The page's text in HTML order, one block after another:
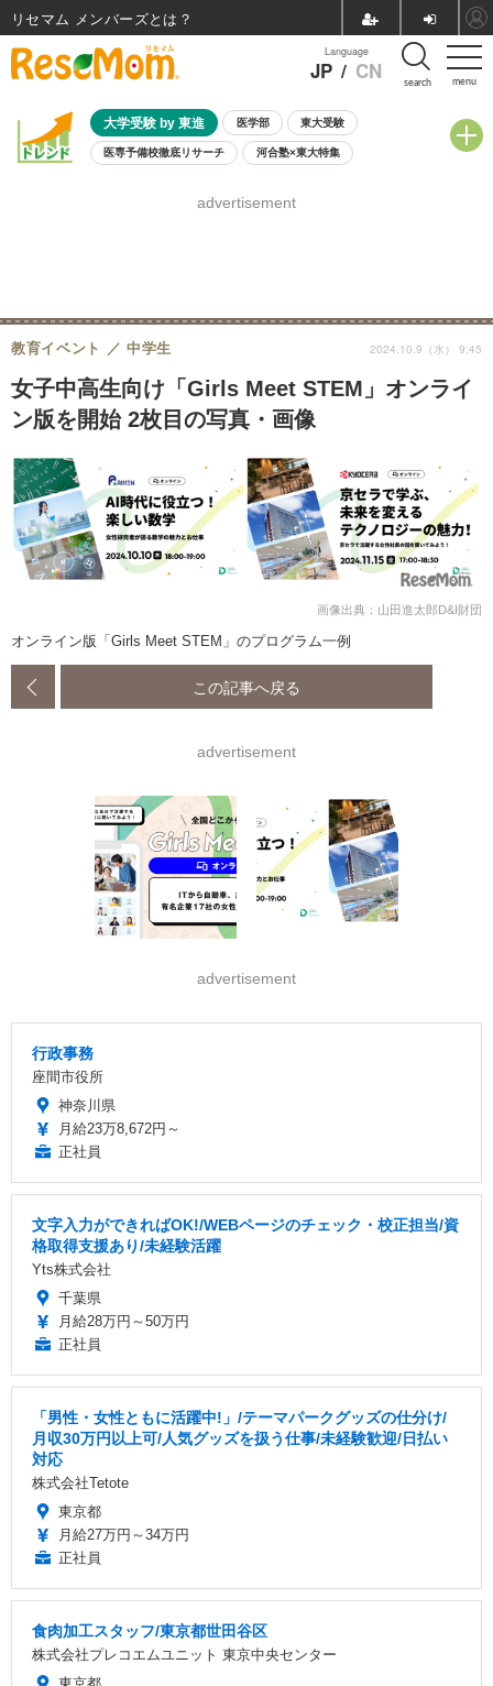
menu
Language
JP / CN search
大学受験 by 東進 医学部 東大受験
医専予備校徹底リサーチ 河合塾×東大特集
8月開催学校説明会・相談会
advertisement
女子中高生向け「Girls Meet STEM」オンライ
ン版を開始 2枚目の写真・画像
教育イベント 中学生 2024.10.9（水） 9:45
画像出典：山田進太郎D&I財団
オンライン版「Girls Meet STEM」のプログラム一例
この記事へ戻る
advertisement
advertisement
行政事務
座間市役所
神奈川県
月給23万8,672円～
正社員
文字入力ができればOK!/WEBページのチェック・校正担当/資
格取得支援あり/未経験活躍
Yts株式会社
千葉県
月給28万円～50万円
正社員
「男性・女性ともに活躍中!」/テーマパークグッズの仕分け/
月収30万円以上可/人気グッズを扱う仕事/未経験歓迎/日払い
対応
株式会社Tetote
東京都
月給27万円～34万円
正社員
食肉加工スタッフ/東京都世田谷区
株式会社プレコエムユニット 東京中央センター
リセマム メンバーズ